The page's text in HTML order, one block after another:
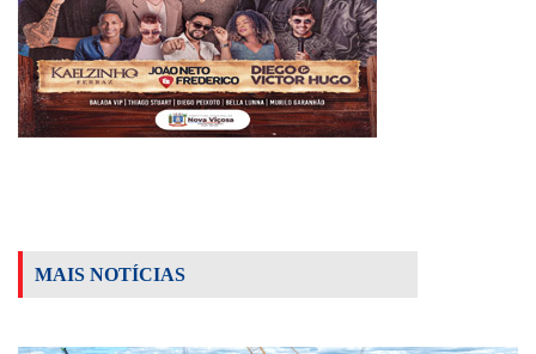
MAIS NOTÍCIAS